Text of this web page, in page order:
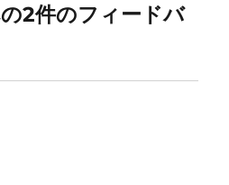
2件のフィードバ